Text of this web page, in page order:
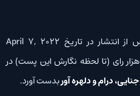
این سریال توانست پس از انتشار در تاریخ April 7, 2022
از 10 را از 52 هزار رای (تا لحظه نگارش این پست) در
جنایی، درام و دلهره آوربدست آورد.